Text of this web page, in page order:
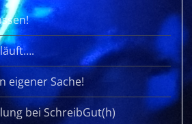
eigener Sache!
bei SchreibGut(h)